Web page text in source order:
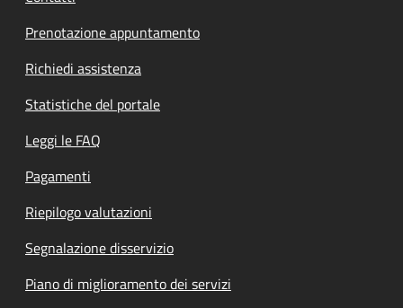
Prenotazione appuntamento
Richiedi assistenza
Statistiche del portale
Leggi le FAQ
Pagamenti
Riepilogo valutazioni
Segnalazione disservizio
Piano di miglioramento dei servizi